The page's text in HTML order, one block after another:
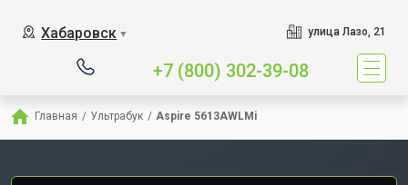
Хабаровск ▼ улица Лазо, 21
+7 (800) 302-39-08
Главная / Ультрабук / Aspire 5613AWLMi